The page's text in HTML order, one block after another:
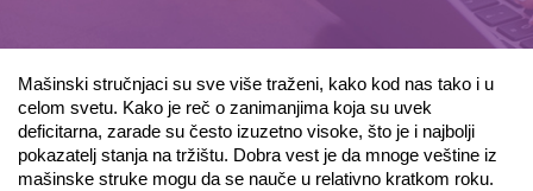
Mašinski stručnjaci su sve više traženi, kako kod nas tako i u
celom svetu. Kako je reč o zanimanjima koja su uvek
deficitarna, zarade su često izuzetno visoke, što je i najbolji
pokazatelj stanja na tržištu. Dobra vest je da mnoge veštine iz
mašinske struke mogu da se nauče u relativno kratkom roku.